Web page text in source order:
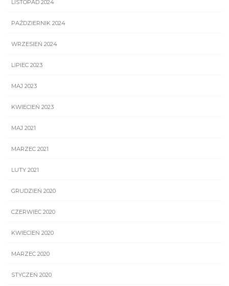
LISTOPAD 2024
PAŹDZIERNIK 2024
WRZESIEŃ 2024
LIPIEC 2023
MAJ 2023
KWIECIEŃ 2023
MAJ 2021
MARZEC 2021
LUTY 2021
GRUDZIEŃ 2020
CZERWIEC 2020
KWIECIEŃ 2020
MARZEC 2020
STYCZEŃ 2020